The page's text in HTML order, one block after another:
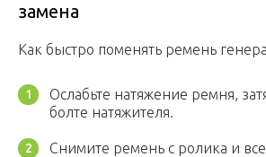
замена
Как быстро поменять ремень
Ослабьте натяжение ремня,
болте натяжителя.
Снимите ремень с ролика и